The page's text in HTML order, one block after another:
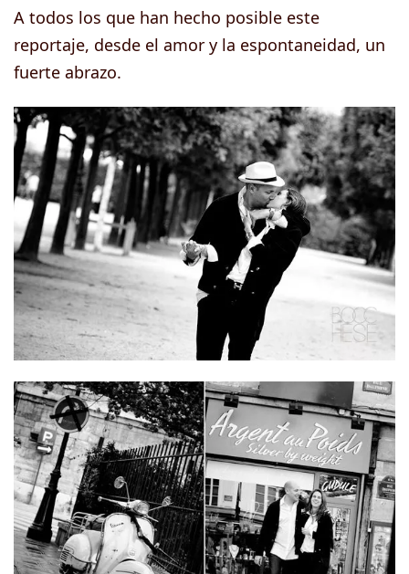
A todos los que han hecho posible este
reportaje, desde el amor y la espontaneidad, un
fuerte abrazo.